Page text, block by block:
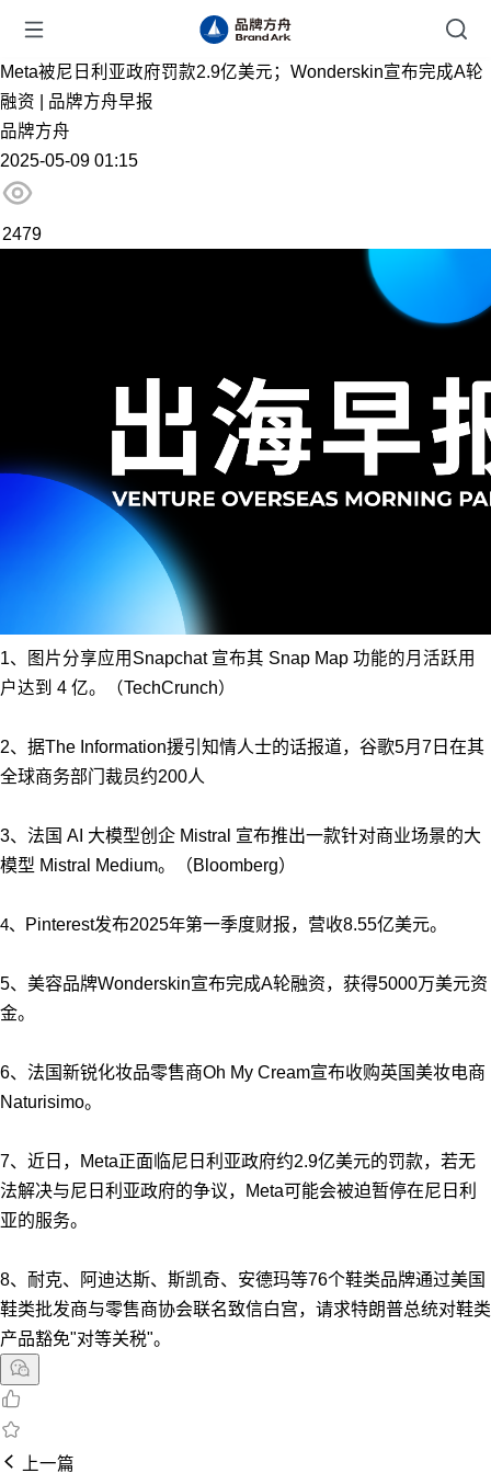
Meta被尼日利亚政府罚款2.9亿美元；Wonderskin宣布完成A轮
融资 | 品牌方舟早报
品牌方舟
2025-05-09 01:15
2479
1、图片分享应用Snapchat 宣布其 Snap Map 功能的月活跃用
户达到 4 亿。（TechCrunch）
2、据The Information援引知情人士的话报道，谷歌5月7日在其
全球商务部门裁员约200人
3、法国 AI 大模型创企 Mistral 宣布推出一款针对商业场景的大
模型 Mistral Medium。（Bloomberg）
4、 Pinterest发布2025年第一季度财报，营收8.55亿美元。
5、美容品牌Wonderskin宣布完成A轮融资，获得5000万美元资
金。
6、法国新锐化妆品零售商Oh My Cream宣布收购英国美妆电商
Naturisimo。
7、近日，Meta正面临尼日利亚政府约2.9亿美元的罚款，若无
法解决与尼日利亚政府的争议，Meta可能会被迫暂停在尼日利
亚的服务。
8、耐克、阿迪达斯、斯凯奇、安德玛等76个鞋类品牌通过美国
鞋类批发商与零售商协会联名致信白宫，请求特朗普总统对鞋类
产品豁免"对等关税"。
上一篇